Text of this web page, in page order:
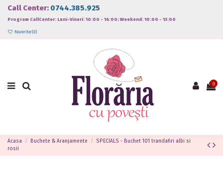
Call Center: 0744.385.925
Program CallCenter: Luni-Vineri: 10:00 - 16:00; Weekend: 10:00 - 13:00
Favorite (0)
0
Acasa Buchete & Aranjamente
SPECIALS - Buchet 101 trandafiri albi si
rosii